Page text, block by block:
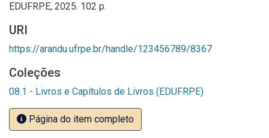
EDUFRPE, 2025. 102 p.
URI
https://arandu.ufrpe.br/handle/123456789/8367
Coleções
08.1 - Livros e Capítulos de Livros (EDUFRPE)
Página do item completo